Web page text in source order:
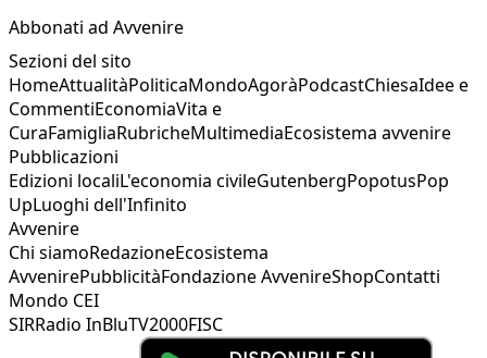
Abbonati ad Avvenire
Sezioni del sito
HomeAttualitàPoliticaMondoAgoràPodcastChiesaIdee e
CommentiEconomiaVita e
CuraFamigliaRubricheMultimediaEcosistema avvenire
Pubblicazioni
Edizioni localiL'economia civileGutenbergPopotusPop
UpLuoghi dell'Infinito
Avvenire
Chi siamoRedazioneEcosistema
AvvenirePubblicitàFondazione AvvenireShopContatti
Mondo CEI
SIRRadio InBluTV2000FISC